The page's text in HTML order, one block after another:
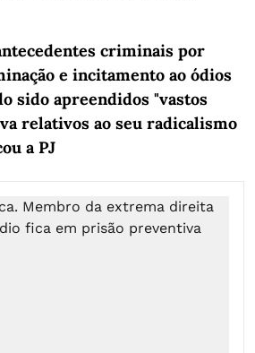
criminais por
e incitamento ao ódios
sido apreendidos "vastos
relativos ao seu radicalismo
a PJ